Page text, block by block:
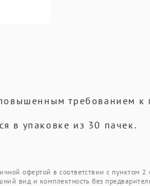
требованием к
в упаковке из 30 пачек.
офертой в соответствии с пунктом
вид и комплектность без